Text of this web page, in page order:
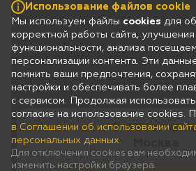
Это ваш
Использование файлов cookie
Мы используем файлы cookies для
корректной работы сайта, улучшения
функциональности, анализа
персонализации контента. Эти
помнить ваши предпочтения,
настройки и обеспечивать более
с сервисом. Продолжая
согласие на использование cookies.
в Соглашении об использовании
персональных данных.
Для отключения cookies вам
изменить настройки браузера.